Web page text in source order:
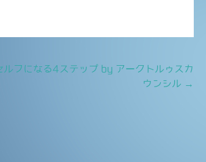
ルフになる4ステップ by アークトルゥスカ
ウンシル →